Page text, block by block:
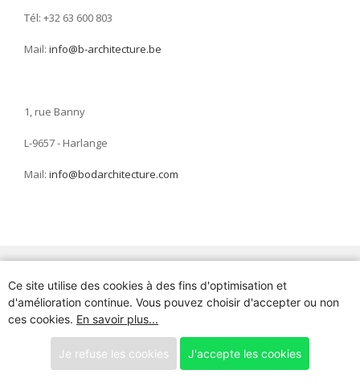
Tél: +32 63 600 803
Mail: info@b-architecture.be
1, rue Banny
L-9657 - Harlange
Mail: info@bodarchitecture.com
®b-architecture -Politique de cookies-Powered by Gliber
Ce site utilise des cookies à des fins d'optimisation et
d'amélioration continue. Vous pouvez choisir d'accepter ou non
ces cookies. En savoir plus...
Utilisation des cookies sur ce site
Qu'est-ce qu’un cookie et quelle est leur utilité ?
Je refuse les cookies J'accepte les cookies